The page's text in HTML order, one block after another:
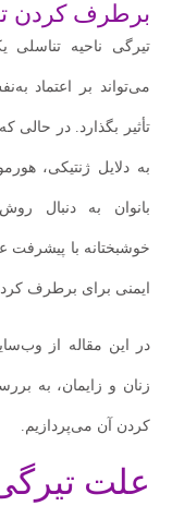
برطرف کردن
تیرگی ناحیه
می‌تواند بر اعتماد
تأثیر بگذارد. در
به دلایل ژنتیکی،
بانوان به دنبال
خوشبختانه با پیشرفت
ایمنی برای برطرف
در این مقاله از
زنان و زایمان، به
کردن آن می‌پردازیم.
علت